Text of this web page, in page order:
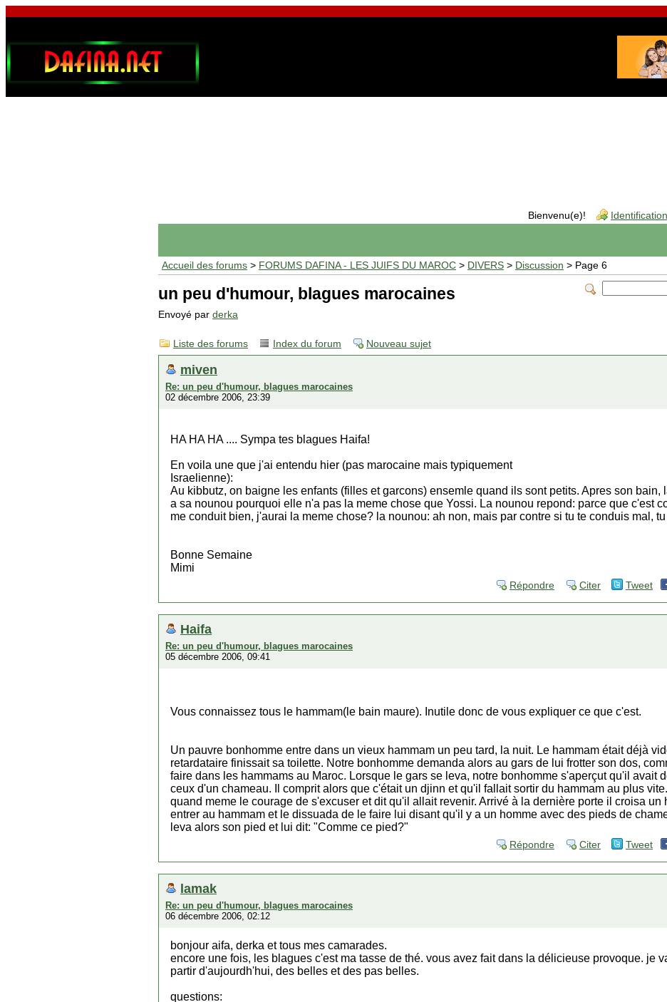
Bienvenu(e)! Identification
Accueil des forums > FORUMS DAFINA - LES JUIFS DU MAROC > DIVERS > Discussion > Page 6
un peu d'humour, blagues marocaines
Envoyé par derka
Liste des forums Index du forum Nouveau sujet
miven
Re: un peu d'humour, blagues marocaines
02 décembre 2006, 23:39
HA HA HA .... Sympa tes blagues Haifa!
En voila une que j'ai entendu hier (pas marocaine mais typiquement
Israelienne):
Au kibbutz, on baigne les enfants (filles et garcons) ensemle quand ils sont petits. Apres son bain,
a sa nounou pourquoi elle n'a pas la meme chose que Yossi. La nounou repond: parce que c'est
me conduit bien, j'aurai la meme chose? la nounou: ah non, mais par contre si tu te conduis mal,
Bonne Semaine
Mimi
Répondre Citer Tweet
Haifa
Re: un peu d'humour, blagues marocaines
05 décembre 2006, 09:41
Vous connaissez tous le hammam(le bain maure). Inutile donc de vous expliquer ce que c'est.
Un pauvre bonhomme entre dans un vieux hammam un peu tard, la nuit. Le hammam était déjà
retardataire finissait sa toilette. Notre bonhomme demanda alors au gars de lui frotter son dos,
faire dans les hammams au Maroc. Lorsque le gars se leva, notre bonhomme s'aperçut qu'il avait
ceux d'un chameau. Il comprit alors que c'était un djinn et qu'il fallait sortir du hammam au plus
quand meme le courage de s'excuser et dit qu'il allait revenir. Arrivé à la dernière porte il croisa un
entrer au hammam et le dissuada de le faire lui disant qu'il y a un homme avec des pieds de
leva alors son pied et lui dit: "Comme ce pied?"
Répondre Citer Tweet
lamak
Re: un peu d'humour, blagues marocaines
06 décembre 2006, 02:12
bonjour aifa, derka et tous mes camarades.
encore une fois, les blagues c'est ma tasse de thé. vous avez fait dans la délicieuse provoque. je
partir d'aujourdh'hui, des belles et des pas belles.
questions: